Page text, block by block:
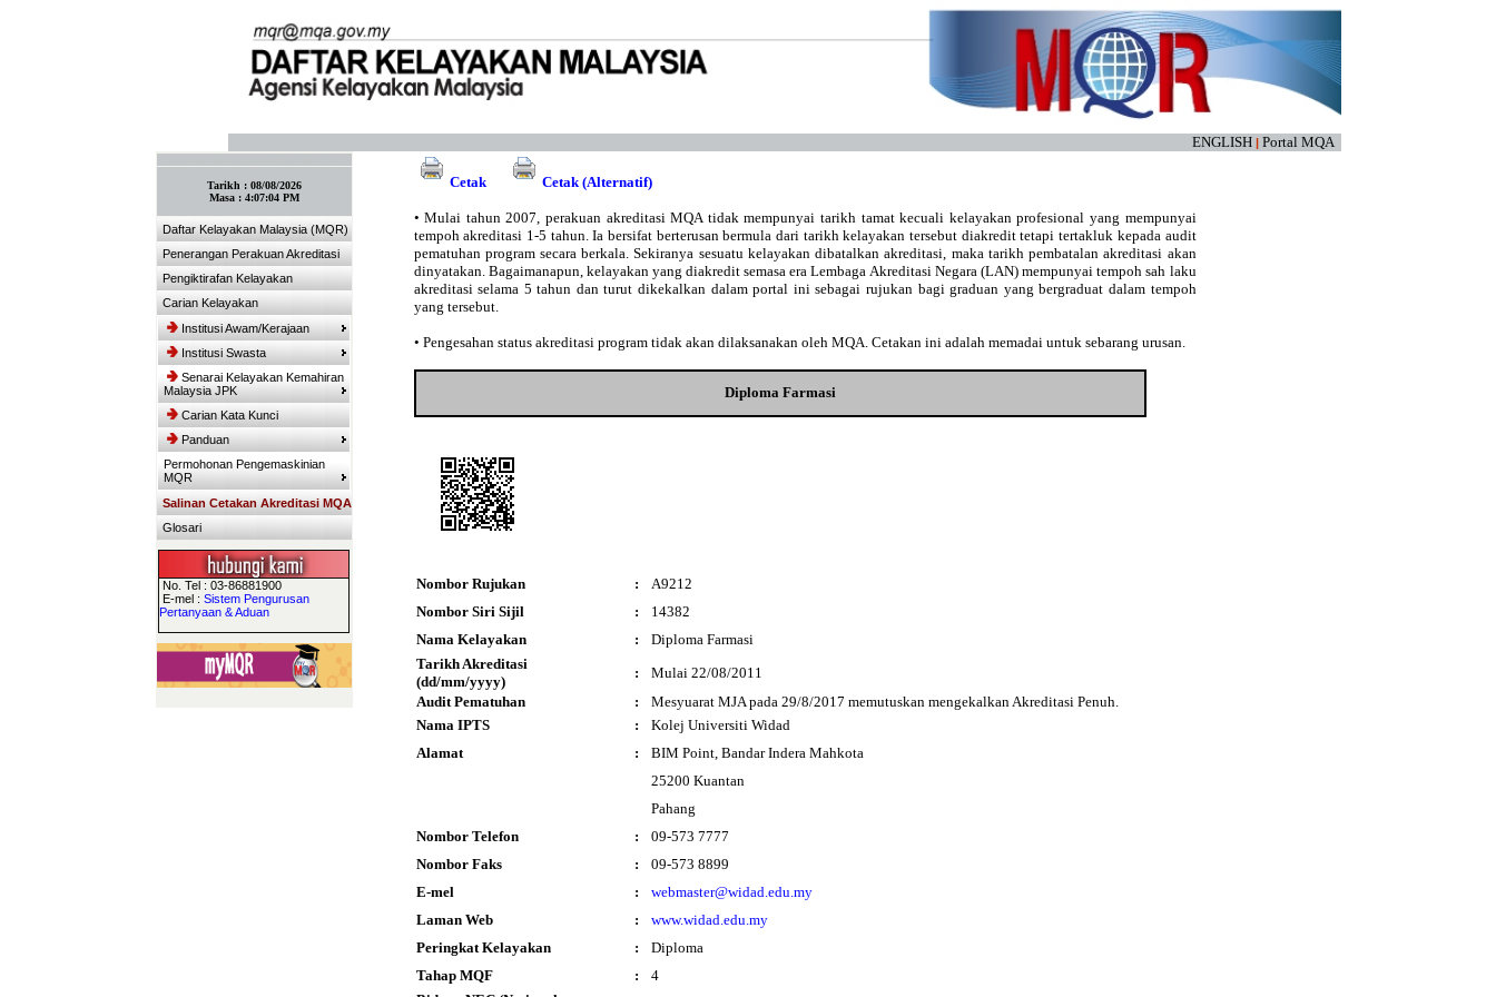
ENGLISH | Portal MQA
Tarikh : 08/08/2026
Masa : 4:07:04 PM
Daftar Kelayakan Malaysia (MQR)
Penerangan Perakuan Akreditasi
Pengiktirafan Kelayakan
Carian Kelayakan
Institusi Awam/Kerajaan
Institusi Swasta
Senarai Kelayakan Kemahiran
Malaysia JPK
Carian Kata Kunci
Panduan
Permohonan Pengemaskinian
MQR
Salinan Cetakan Akreditasi MQA
Glosari
No. Tel : 03-86881900
E-mel : Sistem Pengurusan
Pertanyaan & Aduan
Cetak Cetak (Alternatif)
• Mulai tahun 2007, perakuan akreditasi MQA tidak mempunyai tarikh tamat kecuali kelayakan profesional yang mempunyai
tempoh akreditasi 1-5 tahun. Ia bersifat berterusan bermula dari tarikh kelayakan tersebut diakredit tetapi tertakluk kepada audit
pematuhan program secara berkala. Sekiranya sesuatu kelayakan dibatalkan akreditasi, maka tarikh pembatalan akreditasi akan
dinyatakan. Bagaimanapun, kelayakan yang diakredit semasa era Lembaga Akreditasi Negara (LAN) mempunyai tempoh sah laku
akreditasi selama 5 tahun dan turut dikekalkan dalam portal ini sebagai rujukan bagi graduan yang bergraduat dalam tempoh
yang tersebut.
• Pengesahan status akreditasi program tidak akan dilaksanakan oleh MQA. Cetakan ini adalah memadai untuk sebarang urusan.
Diploma Farmasi
Nombor Rujukan :
A9212
Nombor Siri Sijil
:
14382
Nama Kelayakan
:
Diploma Farmasi
Tarikh Akreditasi
(dd/mm/yyyy)
:
Mulai 22/08/2011
Audit Pematuhan
:
Mesyuarat MJA pada 29/8/2017 memutuskan mengekalkan Akreditasi Penuh.
Nama IPTS
:
Kolej Universiti Widad
Alamat
:
BIM Point, Bandar Indera Mahkota
25200 Kuantan
Pahang
Nombor Telefon
:
09-573 7777
Nombor Faks
:
09-573 8899
E-mel
:
webmaster@widad.edu.my
Laman Web
:
www.widad.edu.my
Peringkat Kelayakan
:
Diploma
Tahap MQF
:
4